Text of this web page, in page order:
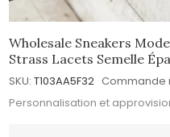
Wholesale Sneakers
Strass Lacets Semelle
SKU: T103AA5F32 Commande
Personnalisation et